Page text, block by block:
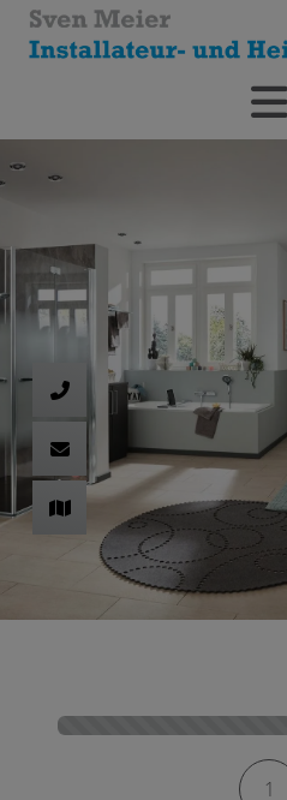
Kontaktformular-Fortschritt
1